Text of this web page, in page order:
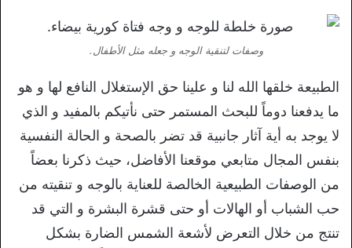
وصفات لتنقية الوجه و جعله مثل الأطفال.
الطبيعة خلقها الله لنا و علينا حق الإستغلال النافع لها و هو
ما يدفعنا دوماً للبحث المستمر حتى نأتيكم بالمفيد و الذي
لا يوجد به أية آثار جانبية قد تضر بالصحة و الحالة النفسية
بنفس المجال متابعي موقعنا الأفاضل، حيث ذكرنا بعضاً
من الوصفات الطبيعية الخالصة للعناية بالوجه و تنقيته من
حب الشباب أو الهالات أو حتى قشرة البشرة و التي قد
تنتج من خلال التعرض لأشعة الشمس الضارة بشكل